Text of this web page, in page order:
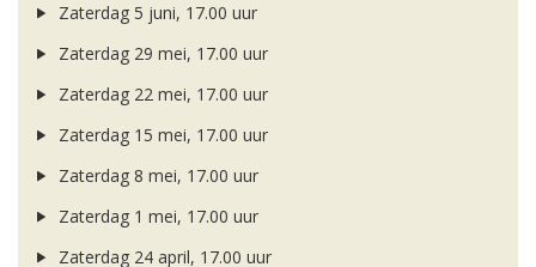
Zaterdag 5 juni, 17.00 uur
Zaterdag 29 mei, 17.00 uur
Zaterdag 22 mei, 17.00 uur
Zaterdag 15 mei, 17.00 uur
Zaterdag 8 mei, 17.00 uur
Zaterdag 1 mei, 17.00 uur
Zaterdag 24 april, 17.00 uur